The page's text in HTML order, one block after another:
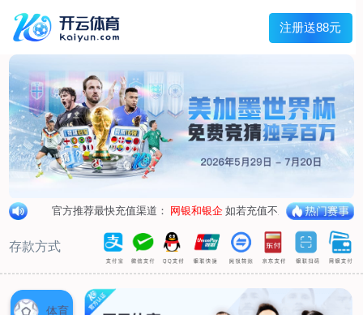
首页
关于我们
荣誉资质
合作伙伴
产品中心
烤箱纸
蜡纸
防油纸
糖果包装纸
汉堡包装纸
包肉纸
吸油纸